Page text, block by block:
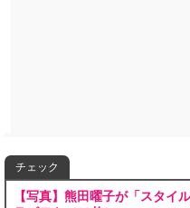
チェック
【写真】熊田曜子が「スタ